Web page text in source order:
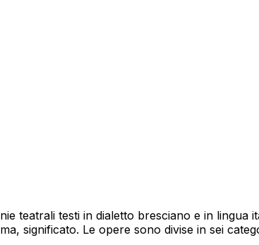
teatrali testi in dialetto bresciano e in
significato. Le opere sono divise in sei